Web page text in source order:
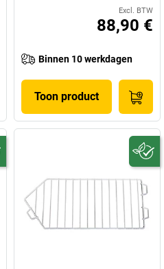
Excl. BTW
88,90 €
Binnen 10 werkdagen
Toon product